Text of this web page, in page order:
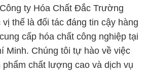
ty Hóa Chất Đắc Trường
thế là đối tác đáng tin cậy hàng
cấp hóa chất công nghiệp tại
Minh. Chúng tôi tự hào về việc
phẩm chất lượng cao và dịch vụ